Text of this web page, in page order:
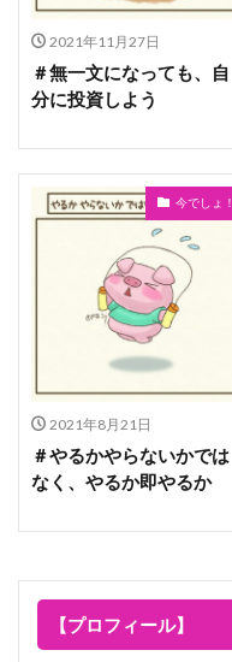
2021年11月27日
＃無一文になっても、自
分に投資しよう
今でしょ！
2021年8月21日
＃やるかやらないかでは
なく、やるか即やるか
【プロフィール】